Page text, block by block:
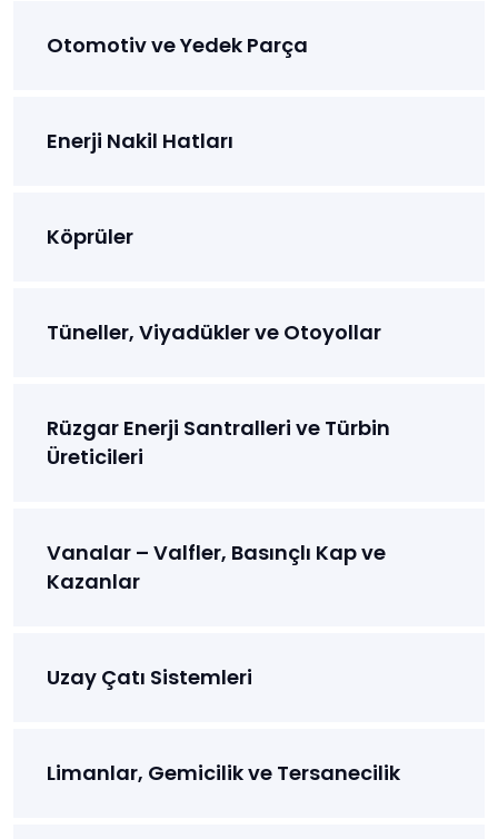
Otomotiv ve Yedek Parça
Enerji Nakil Hatları
Köprüler
Tüneller, Viyadükler ve Otoyollar
Rüzgar Enerji Santralleri ve Türbin
Üreticileri
Vanalar – Valfler, Basınçlı Kap ve
Kazanlar
Uzay Çatı Sistemleri
Limanlar, Gemicilik ve Tersanecilik